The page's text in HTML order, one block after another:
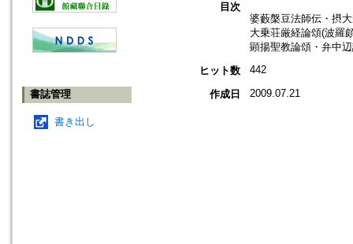
書誌管理
書き出し
目次
婆藪槃豆法師伝・摂
大乗荘厳経論頌(波羅
顕揚聖教論頌・弁中
ヒット数
442
作成日 2009.07.21